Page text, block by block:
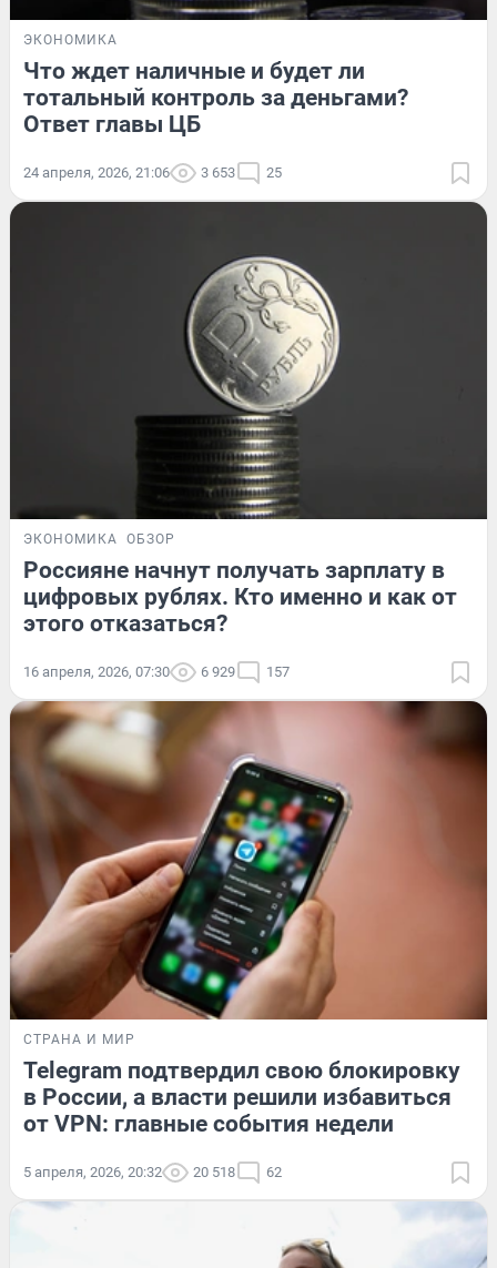
ЭКОНОМИКА
Что ждет наличные и будет ли
тотальный контроль за деньгами?
Ответ главы ЦБ
24 апреля, 2026, 21:06 3 653 25
ЭКОНОМИКА ОБЗОР
Россияне начнут получать зарплату в
цифровых рублях. Кто именно и как от
этого отказаться?
16 апреля, 2026, 07:30 6 929 157
СТРАНА И МИР
Telegram подтвердил свою блокировку
в России, а власти решили избавиться
от VPN: главные события недели
5 апреля, 2026, 20:32 20 518 62